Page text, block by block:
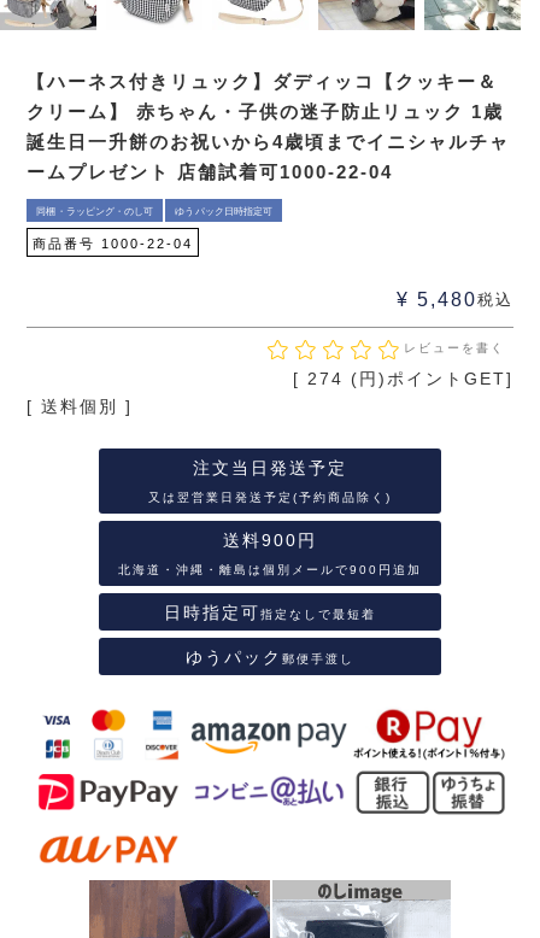
【ハーネス付きリュック】ダディッコ【クッキー＆
クリーム】 赤ちゃん・子供の迷子防止リュック 1歳
誕生日一升餅のお祝いから4歳頃までイニシャルチャ
ームプレゼント 店舗試着可1000-22-04
同梱・ラッピング・のし可 ゆうパック日時指定可
商品番号 1000-22-04
¥ 5,480税込
レビューを書く
[ 274 (円)ポイントGET]
送料個別
注文当日発送予定
又は翌営業日発送予定(予約商品除く)
送料900円
北海道・沖縄・離島は個別メールで900円追加
日時指定可指定なしで最短着
ゆうパック 郵便手渡し